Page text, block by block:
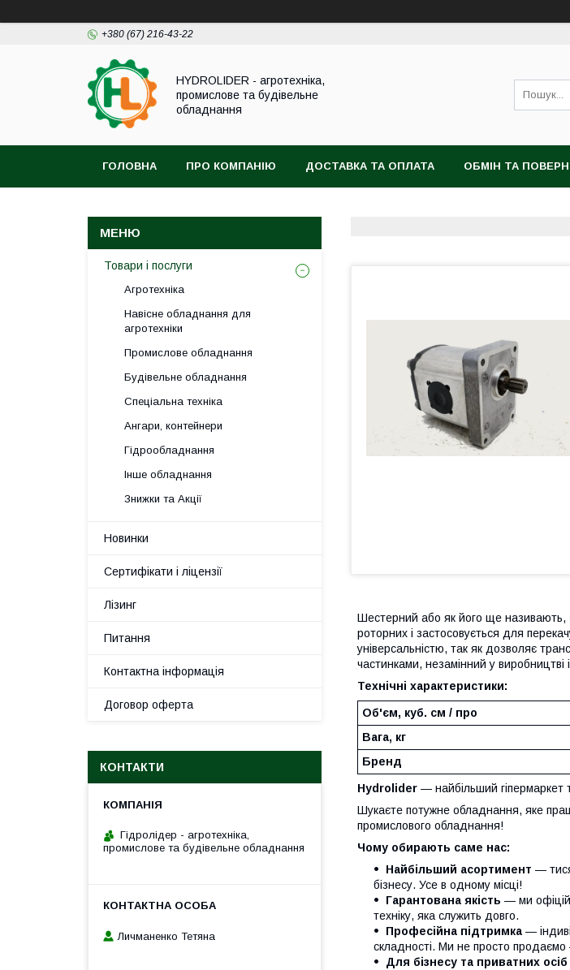
+380 (67) 216-43-22
HYDROLIDER - агротехніка,
промислове та будівельне
обладнання
ГОЛОВНА ПРО КОМПАНІЮ ДОСТАВКА ТА ОПЛАТА ОБМІН ТА
Шестерний або як його ще називають,
роторних і застосовується для
універсальністю, так як дозволяє
частинками, незамінний у виробництві
Технічні характеристики:
Об'єм, куб. см / про
Вага, кг
Бренд
Hydrolider — найбільший гіпермаркет
Шукаєте потужне обладнання, яке
промислового обладнання!
Чому обирають саме нас:
Найбільший асортимент —
бізнесу. Усе в одному місці!
Гарантована якість — ми
техніку, яка служить довго.
Професійна підтримка —
складності. Ми не просто продаємо
Для бізнесу та приватних осіб
Товари і послуги
Агротехніка
Навісне обладнання для
агротехніки
Промислове обладнання
Будівельне обладнання
Спеціальна техніка
Ангари, контейнери
Гідрообладнання
Інше обладнання
Знижки та Акції
Новинки
Сертифікати і ліцензії
Лізинг
Питання
Контактна інформація
Договор оферта
КОНТАКТИ
Гідролідер - агротехніка,
промислове та будівельне обладнання
Личманенко Тетяна